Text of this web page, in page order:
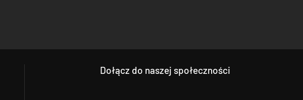
Dołącz do naszej społeczności